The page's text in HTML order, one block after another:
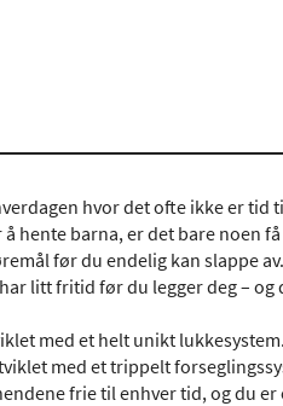
hvor det ofte ikke er
hente barna, er det bare noen
før du endelig kan slappe
litt fritid før du legger deg –
med et helt unikt
med et trippelt
frie til enhver tid, og du